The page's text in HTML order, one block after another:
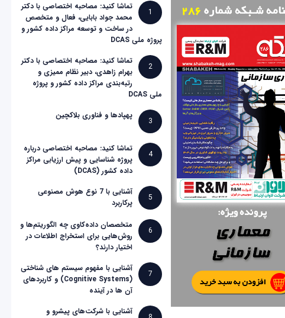
1
تماشا کنید: مصاحبه اختصاصی با دکتر
محمد جواد بابایی، فعال و متخصص
در ساخت و توسعه مراکز داده کشور و
پروژه ملی DCAS
2
تماشا کنید: مصاحبه اختصاصی با دکتر
بهرام زاهدی، دبیر نظام ممیزی و
رتبه‌بندی مراکز داده کشور و پروژه
ملی DCAS
3
پهپادها و فناوری بلاکچین
4
تماشا کنید: مصاحبه اختصاصی درباره
پروژه شناسایی و پیش ارزیابی مراکز
داده کشور (DCAS)
5
آشنایی با 7 نوع هوش مصنوعی
پرکاربرد
6
متخصصان داده‌کاوی چه الگوریتم‌ها و
روش‌هایی برای استخراج اطلاعات در
اختیار دارند؟
7
آشنایی با مفهوم سیستم های شناختی
(Cognitive Systems) و کاربردهای
آن ها در آینده
آشنایی با شرکت‌های پیشرو و